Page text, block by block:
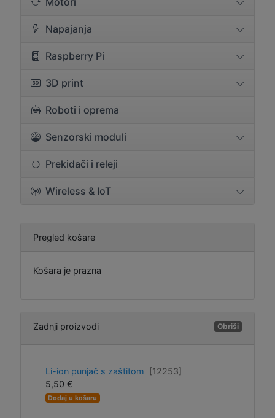
Napajanja
Raspberry Pi
3D print
Roboti i oprema
Senzorski moduli
Prekidači i releji
Wireless & IoT
Pregled košare
Košara je prazna
Zadnji proizvodi Obriši
Li-ion punjač s zaštitom
[12253]
5,50 €
Dodaj u košaru